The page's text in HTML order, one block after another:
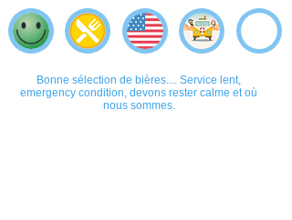
Bonne sélection de bières.... Service lent,
emergency condition, devons rester calme et où
nous sommes.